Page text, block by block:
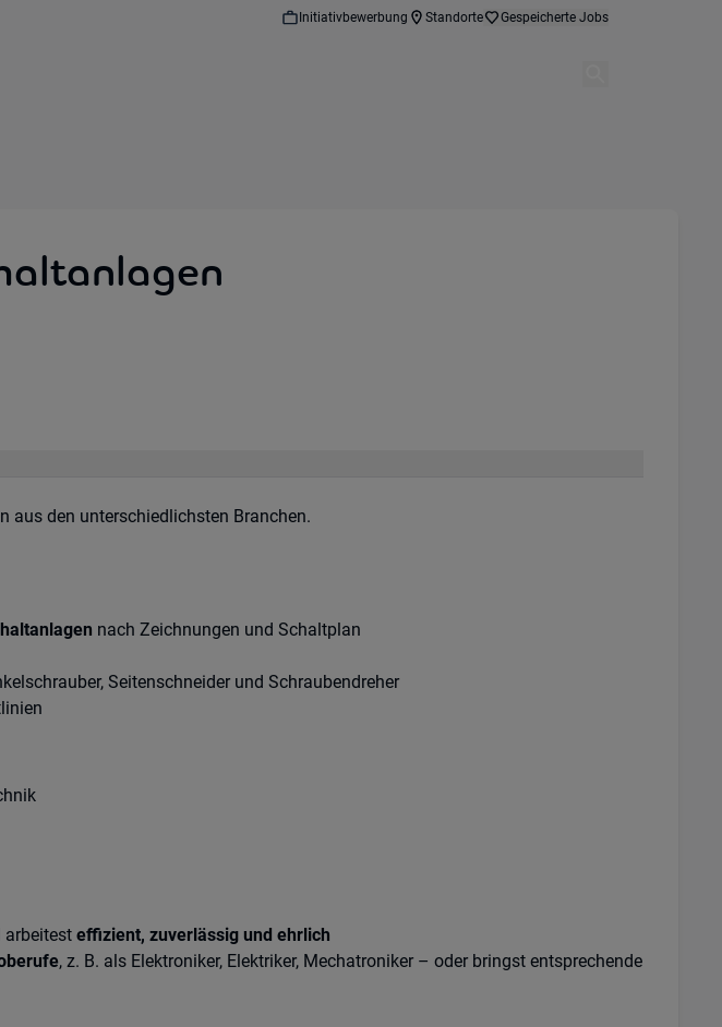
Initiativbewerbung Standorte Gespeicherte Jobs
aus den unterschiedlichsten Branchen.
nach Zeichnungen und Schaltplan
Seitenschneider und Schraubendreher
arbeitest effizient, zuverlässig und ehrlich
, z. B. als Elektroniker, Elektriker, Mechatroniker – oder bringst entsprechende